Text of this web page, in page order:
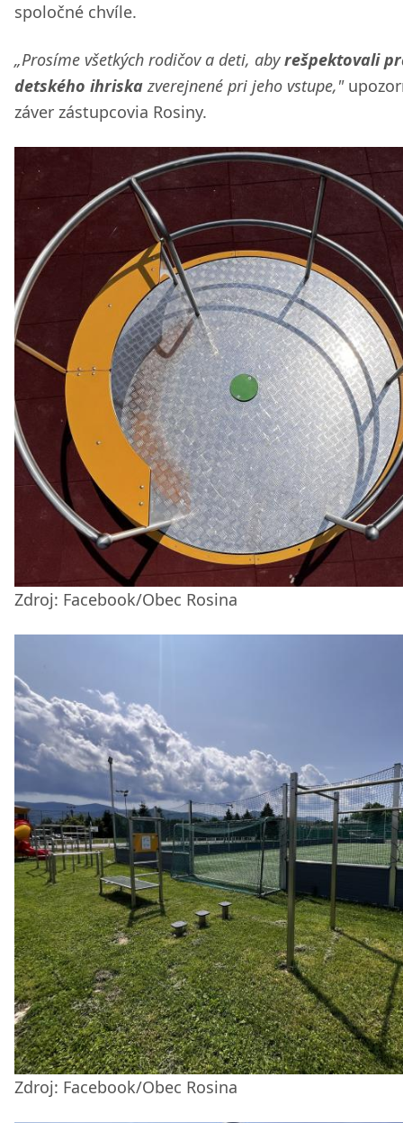
spoločné chvíle.
„Prosíme všetkých rodičov a deti, abyrešpektovali
detského ihriskazverejnené pri jeho vstupe,"
záver zástupcovia Rosiny.
Zdroj: Facebook/Obec Rosina
Zdroj: Facebook/Obec Rosina